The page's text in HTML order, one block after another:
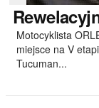
Motocyklista
miejsce na V
Tucuman...